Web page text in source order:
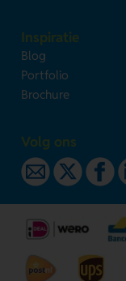
Inspiratie
Blog
Portfolio
Brochure
Volg ons